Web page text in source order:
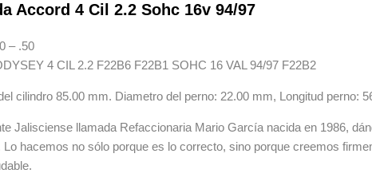
Accord 4 Cil 2.2 Sohc 16v 94/97
– .50
4 CIL 2.2 F22B6 F22B1 SOHC 16 VAL 94/97 F22B2
cilindro 85.00 mm. Diametro del perno: 22.00 mm, Longitud perno:
Jalisciense llamada Refaccionaria Mario García nacida en 1986,
hacemos no sólo porque es lo correcto, sino porque creemos